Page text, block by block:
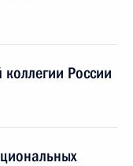
России